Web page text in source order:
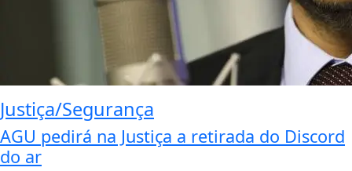
Justiça/Segurança
AGU pedirá na Justiça a retirada do Discord
do ar